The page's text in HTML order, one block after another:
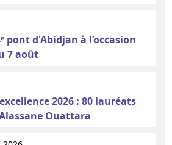
pont d'Abidjan à l’occasion
7 août
2026 : 80 lauréats
Ouattara